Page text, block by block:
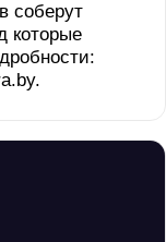
соберут
которые